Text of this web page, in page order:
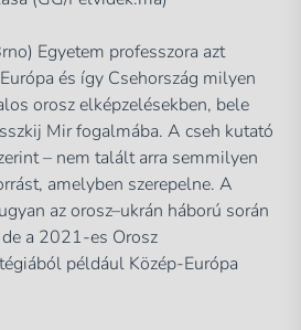
Egyetem professzora azt
és így Csehország milyen
orosz elképzelésekben, bele
Mir fogalmába. A cseh kutató
– nem talált arra semmilyen
amelyben szerepelne. A
az orosz–ukrán háború során
a 2021-es Orosz
például Közép-Európa